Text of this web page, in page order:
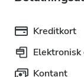
Kreditkort
Kontant